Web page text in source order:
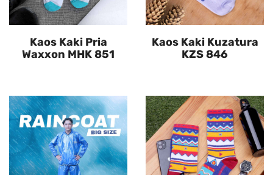
Kaos Kaki Pria
Waxxon MHK 851
Kaos Kaki Kuzatura
KZS 846